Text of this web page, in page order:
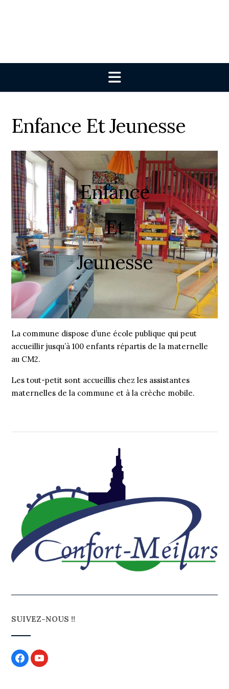
Enfance Et Jeunesse
Enfance
Et
Jeunesse
La commune dispose d’une école publique qui peut
accueillir jusqu’à 100 enfants répartis de la maternelle
au CM2.
Les tout-petit sont accueillis chez les assistantes
maternelles de la commune et à la crèche mobile.
SUIVEZ-NOUS !!